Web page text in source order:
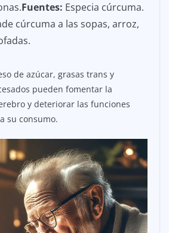
Fuentes: Especia cúrcuma.
cúrcuma a las sopas, arroz,
de azúcar, grasas trans y
pueden fomentar la
y deteriorar las funciones
su consumo.